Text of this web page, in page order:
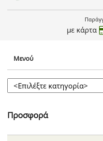
με κάρτα
Μενού
Προσφορά